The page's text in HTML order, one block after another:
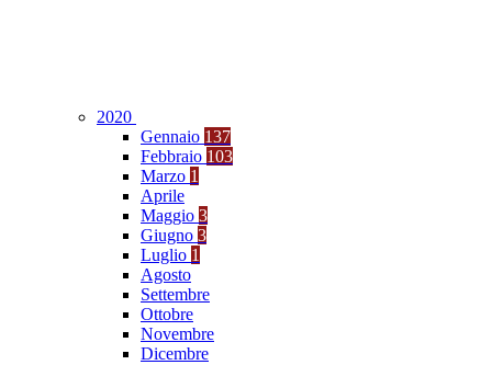
2020
Gennaio 137
Febbraio 103
Marzo 1
Aprile
Maggio 3
Giugno 3
Luglio 1
Agosto
Settembre
Ottobre
Novembre
Dicembre